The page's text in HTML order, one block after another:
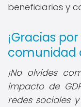
beneficiarios y
¡Gracias
comunidad
¡No olvides
impacto de
redes sociales